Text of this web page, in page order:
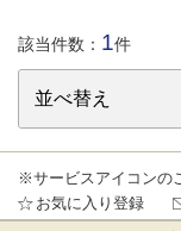
該当件数： 1件
※サービスアイコンの
お気に入り登録